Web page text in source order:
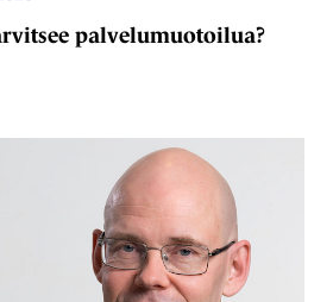
palvelumuotoilua?